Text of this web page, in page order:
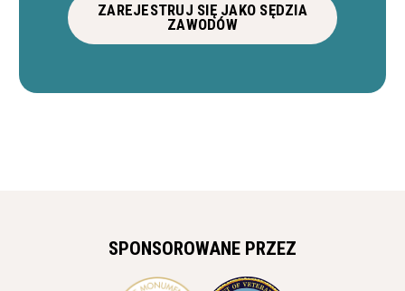
ZAREJESTRUJ SIĘ JAKO SĘDZIA
ZAWODÓW
SPONSOROWANE PRZEZ